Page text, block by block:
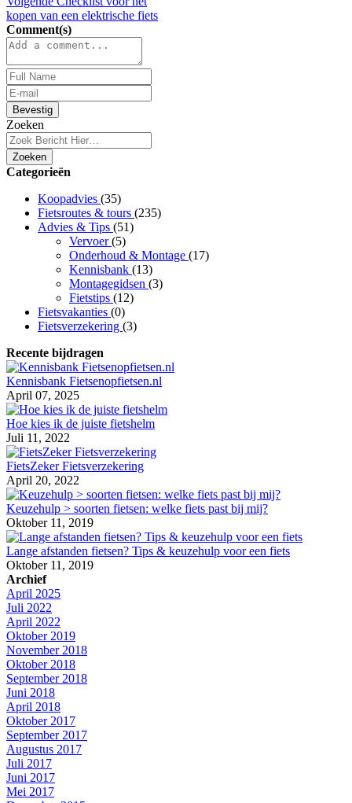
kopen van een elektrische fiets
Comment(s)
Bevestig
Zoeken
Zoeken
Categorieën
Koopadvies (35)
Fietsroutes & tours (235)
Advies & Tips (51)
Vervoer(5)
Onderhoud & Montage (17)
Kennisbank (13)
Montagegidsen (3)
Fietstips (12)
Fietsvakanties (0)
Fietsverzekering (3)
Recente bijdragen
Kennisbank Fietsenopfietsen.nl
April 07, 2025
Hoe kies ik de juiste fietshelm
Juli 11, 2022
FietsZeker Fietsverzekering
April 20, 2022
Keuzehulp > soorten fietsen: welke fiets past bij mij?
Oktober 11, 2019
Lange afstanden fietsen? Tips & keuzehulp voor een fiets
Oktober 11, 2019
Archief
April 2025
Juli 2022
April 2022
Oktober 2019
November 2018
Oktober 2018
September 2018
Juni 2018
April 2018
Oktober 2017
September 2017
Augustus 2017
Juli 2017
Juni 2017
Mei 2017